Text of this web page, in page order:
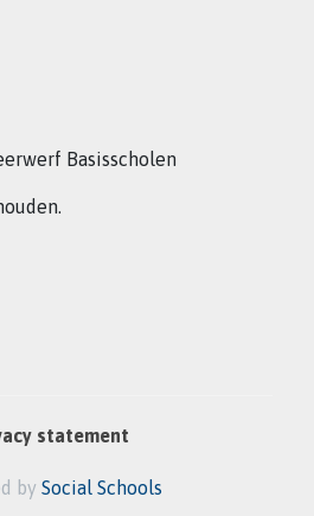
Basisscholen
statement
by Social Schools